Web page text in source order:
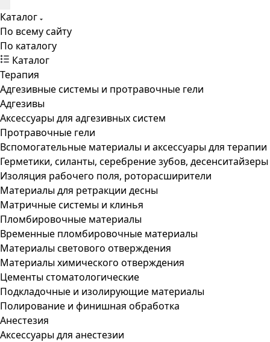
Каталог
По всему сайту
По каталогу
Каталог
Терапия
Адгезивные системы и протравочные гели
Адгезивы
Аксессуары для адгезивных систем
Протравочные гели
Вспомогательные материалы и аксессуары для терапии
Герметики, силанты, серебрение зубов, десенситайзеры
Изоляция рабочего поля, роторасширители
Материалы для ретракции десны
Матричные системы и клинья
Пломбировочные материалы
Временные пломбировочные материалы
Материалы светового отверждения
Материалы химического отверждения
Цементы стоматологические
Подкладочные и изолирующие материалы
Полирование и финишная обработка
Анестезия
Аксессуары для анестезии